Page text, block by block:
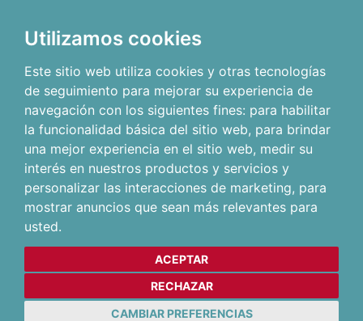
Utilizamos cookies
Este sitio web utiliza cookies y otras tecnologías
de seguimiento para mejorar su experiencia de
navegación con los siguientes fines: para habilitar
la funcionalidad básica del sitio web, para brindar
una mejor experiencia en el sitio web, medir su
interés en nuestros productos y servicios y
personalizar las interacciones de marketing, para
mostrar anuncios que sean más relevantes para
usted.
ACEPTAR
RECHAZAR
CAMBIAR PREFERENCIAS